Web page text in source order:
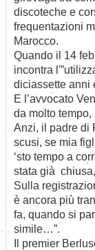
discoteche e
frequentazioni
Marocco.
Quando il 14
incontra
diciassette anni
E l’avvocato
da molto tempo,
Anzi, il padre di
scusi, se mia
‘sto tempo a
stata già
Sulla
è ancora più
fa, quando si
simile…”.
Il premier